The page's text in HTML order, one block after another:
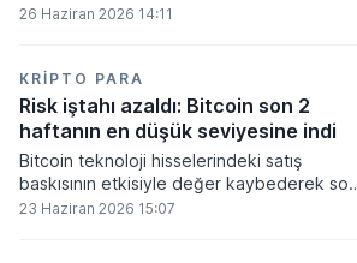
gerekli düzenleyici onayları alamadı.
26 Haziran 2026 14:11
KRIPTO PARA
Risk iştahı azaldı: Bitcoin son 2
haftanın en düşük seviyesine indi
Bitcoin teknoloji hisselerindeki satış
baskısının etkisiyle değer kaybederek son
iki haftanın en düşük seviyesini gördü.
23 Haziran 2026 15:07